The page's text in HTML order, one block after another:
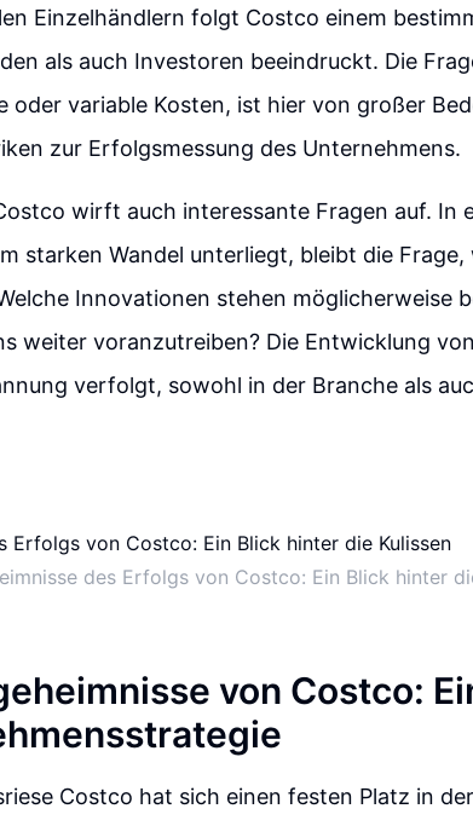
Einzelhändlern folgt Costco einem
als auch Investoren beeindruckt. Die
oder variable Kosten, ist hier von großer
zur Erfolgsmessung des Unternehmens.
wirft auch interessante Fragen auf. In
starken Wandel unterliegt, bleibt die
Innovationen stehen möglicherweise
weiter voranzutreiben? Die Entwicklung
verfolgt, sowohl in der Branche als
des Erfolgs von Costco: Ein Blick hinter
von Costco:
Costco hat sich einen festen Platz in